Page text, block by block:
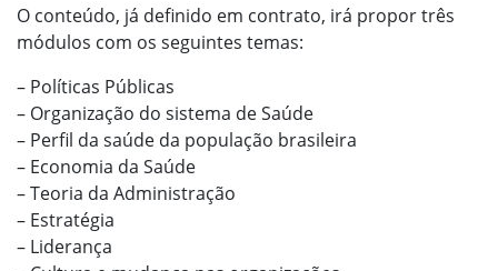
O conteúdo, já definido em contrato, irá propor três
módulos com os seguintes temas:
– Políticas Públicas
– Organização do sistema de Saúde
– Perfil da saúde da população brasileira
– Economia da Saúde
– Teoria da Administração
– Estratégia
– Liderança